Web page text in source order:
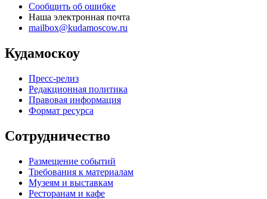
Сообщить об ошибке
Наша электронная почта
mailbox@kudamoscow.ru
Кудамоскоу
Пресс-релиз
Редакционная политика
Правовая информация
Формат ресурса
Сотрудничество
Размещение событий
Требования к материалам
Музеям и выставкам
Ресторанам и кафе